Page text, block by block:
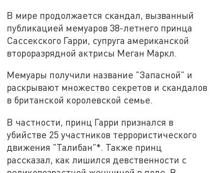
В мире продолжается скандал, вызванный
публикацией мемуаров 38-летнего принца
Сассекского Гарри, супруга американской
второразрядной актрисы Меган Маркл.
Мемуары получили название "Запасной" и
раскрывают множество секретов и скандалов
в британской королевской семье.
В частности, принц Гарри признался в
убийстве 25 участников террористического
движения "Талибан"*. Также принц
рассказал, как лишился девственности с